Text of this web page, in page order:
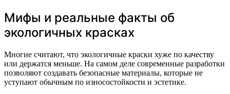
Мифы и реальные факты об
экологичных красках
Многие считают, что экологичные краски хуже по качеству
или держатся меньше. На самом деле современные разработки
позволяют создавать безопасные материалы, которые не
уступают обычным по износостойкости и эстетике.